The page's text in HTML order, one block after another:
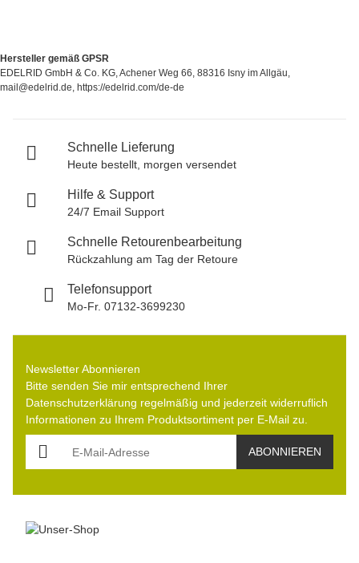
Hersteller gemäß GPSR
EDELRID GmbH & Co. KG, Achener Weg 66, 88316 Isny im Allgäu,
mail@edelrid.de, https://edelrid.com/de-de
Schnelle Lieferung
Heute bestellt, morgen versendet
Hilfe & Support
24/7 Email Support
Schnelle Retourenbearbeitung
Rückzahlung am Tag der Retoure
Telefonsupport
Mo-Fr. 07132-3699230
Newsletter Abonnieren
Bitte senden Sie mir entsprechend Ihrer
Datenschutzerklärung regelmäßig und jederzeit widerruflich
Informationen zu Ihrem Produktsortiment per E-Mail zu.
E-Mail-Adresse
ABONNIEREN